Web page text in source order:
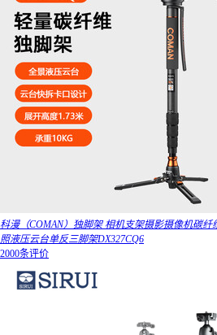
科漫（COMAN）独脚架 相机支架摄影摄像机碳
照液压云台单反三脚架DX327CQ6
2000条评价